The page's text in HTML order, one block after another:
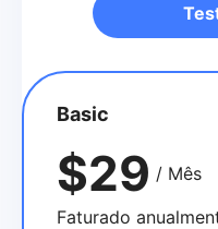
Basic
$29 / Mês
Faturado